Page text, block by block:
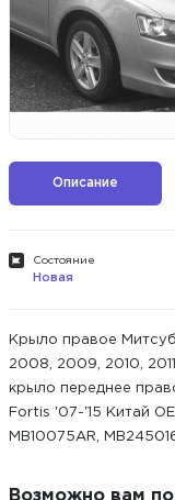
Описание
Состояние
Новая
Крыло правое
2008, 2009, 2010,
крыло переднее
Fortis '07-'15 Китай
MB10075AR,
Возможно вам